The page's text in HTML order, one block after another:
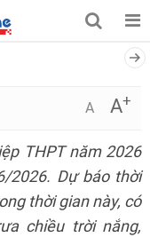
A A+
THPT năm 2026
2026. Dự báo thời
thời gian này, có
chiều trời nắng,